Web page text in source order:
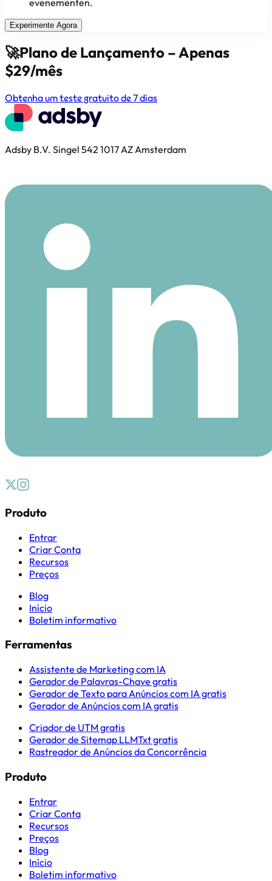
Experimente Agora
🚀Plano de Lançamento – Apenas
$29/mês
Obtenha um teste gratuito de 7 dias
Adsby B.V. Singel 542 1017 AZ Amsterdam
Produto
Entrar
Criar Conta
Recursos
Preços
Blog
Início
Boletim informativo
Ferramentas
Assistente de Marketing com IA
Gerador de Palavras-Chave gratis
Gerador de Texto para Anúncios com IA gratis
Gerador de Anúncios com IA gratis
Criador de UTM gratis
Gerador de Sitemap LLMTxt gratis
Rastreador de Anúncios da Concorrência
Produto
Entrar
Criar Conta
Recursos
Preços
Blog
Início
Boletim informativo